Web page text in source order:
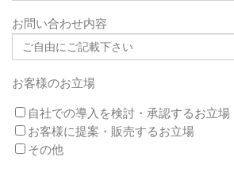
お問い合わせ内容
お客様のお立場
自社での導入を検討・承認するお立場
お客様に提案・販売するお立場
その他